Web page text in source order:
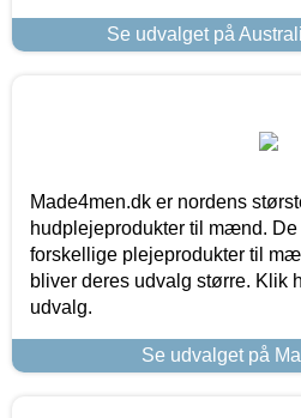
Se udvalget på
Made4men.dk er nordens
hudplejeprodukter til mænd.
forskellige plejeprodukter til
bliver deres udvalg større. Klik
udvalg.
Se udvalget på